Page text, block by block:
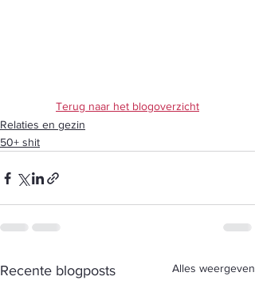
Terug naar het blogoverzicht
Relaties en gezin
50+ shit
Recente blogposts Alles weergeven